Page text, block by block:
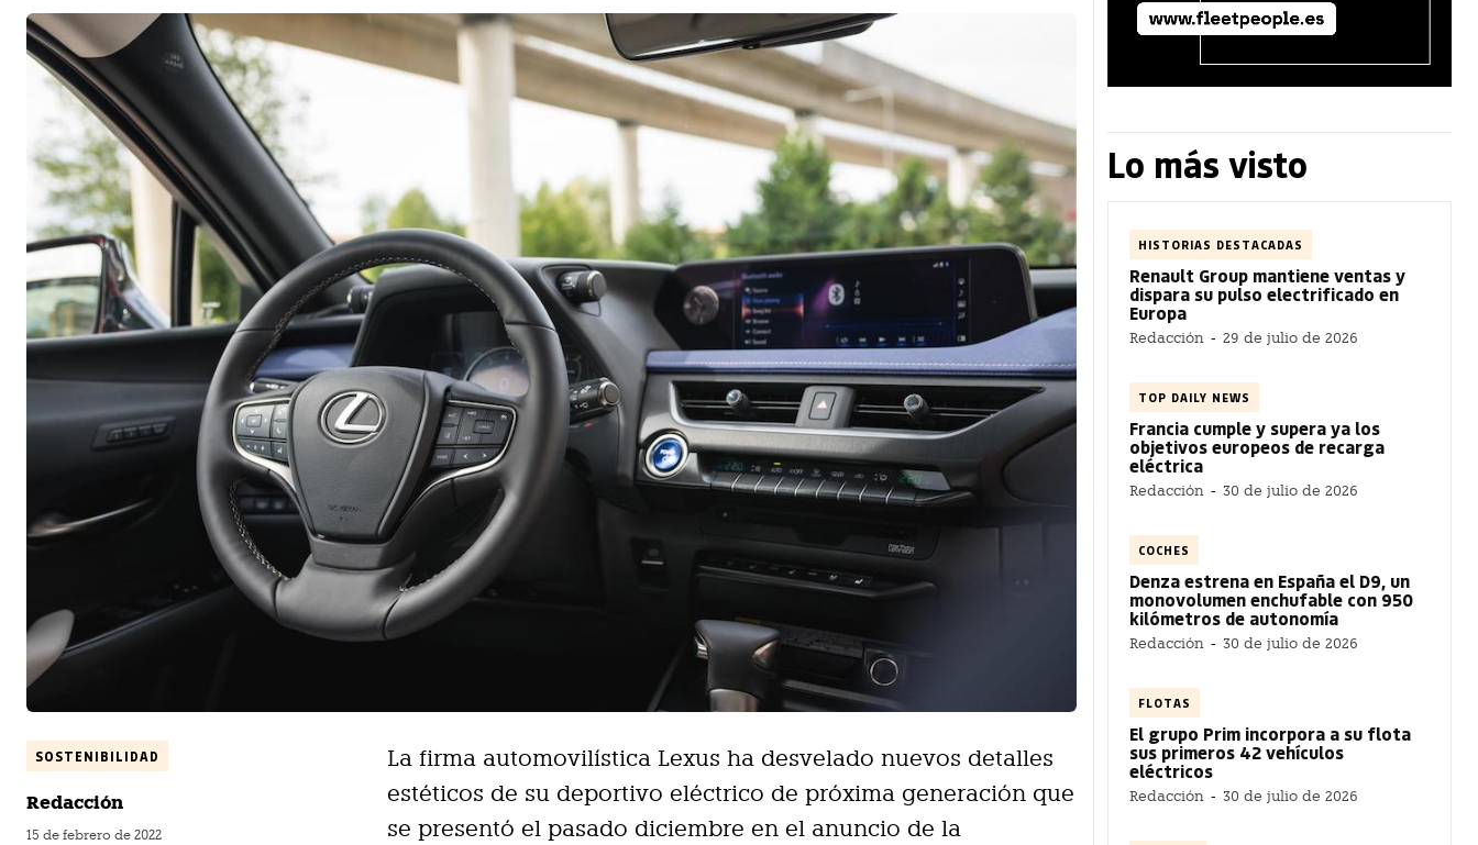
SOSTENIBILIDAD
Redacción
15 de febrero de 2022
La firma automovilística Lexus ha desvelado nuevos detalles
estéticos de su deportivo eléctrico de próxima generación que
se presentó el pasado diciembre en el anuncio de la
Lo más visto
HISTORIAS DESTACADAS
Renault Group mantiene ventas y
dispara su pulso electrificado en
Europa
Redacción - 29 de julio de 2026
TOP DAILY NEWS
Francia cumple y supera ya los
objetivos europeos de recarga
eléctrica
Redacción - 30 de julio de 2026
COCHES
Denza estrena en España el D9, un
monovolumen enchufable con 950
kilómetros de autonomía
Redacción - 30 de julio de 2026
FLOTAS
El grupo Prim incorpora a su flota
sus primeros 42 vehículos
eléctricos
Redacción - 30 de julio de 2026